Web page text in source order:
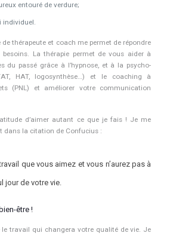
entouré de verdure;
individuel.
thérapeute et coach me permet de répondre
besoins. La thérapie permet de vous aider à
du passé grâce à l’hypnose, et à la psycho-
HAT, logosynthèse…) et le coaching à
(PNL) et améliorer votre communication
d’aimer autant ce que je fais ! Je me
dans la citation de Confucius :
que vous aimez et vous n’aurez pas à
jour de votre vie.
être !
le travail qui changera votre qualité de vie. Je